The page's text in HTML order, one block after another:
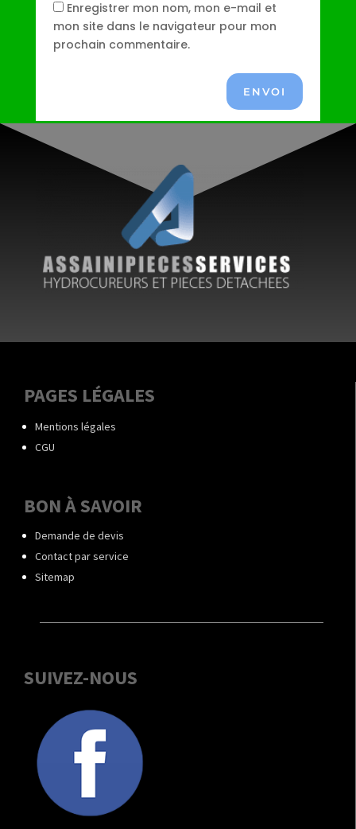
Enregistrer mon nom, mon e-mail et
mon site dans le navigateur pour mon
prochain commentaire.
ENVOI
PAGES LÉGALES
Mentions légales
CGU
BON À SAVOIR
Demande de devis
Contact par service
Sitemap
SUIVEZ-NOUS